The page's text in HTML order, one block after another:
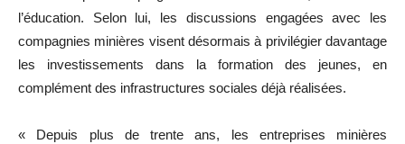
l’éducation. Selon lui, les discussions engagées avec les
compagnies minières visent désormais à privilégier davantage
les investissements dans la formation des jeunes, en
complément des infrastructures sociales déjà réalisées.
« Depuis plus de trente ans, les entreprises minières